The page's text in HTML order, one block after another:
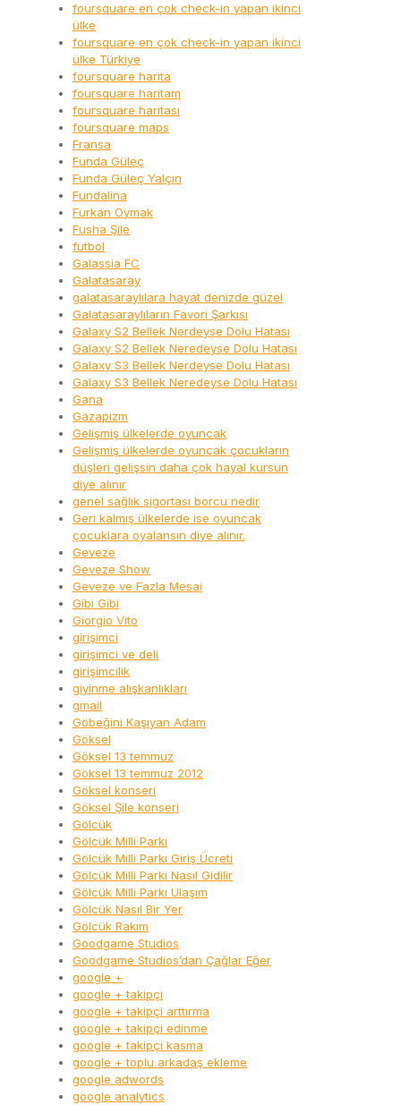
foursquare en çok check-in yapan ikinci
ülke
foursquare en çok check-in yapan ikinci
ülke Türkiye
foursquare harita
foursquare haritam
foursquare haritası
foursquare maps
Fransa
Funda Güleç
Funda Güleç Yalçın
Fundalina
Furkan Oymak
Fusha Şile
futbol
Galassia FC
Galatasaray
galatasaraylılara hayat denizde güzel
Galatasaraylıların Favori Şarkısı
Galaxy S2 Bellek Nerdeyse Dolu Hatası
Galaxy S2 Bellek Neredeyse Dolu Hatası
Galaxy S3 Bellek Nerdeyse Dolu Hatası
Galaxy S3 Bellek Neredeyse Dolu Hatası
Gana
Gazapizm
Gelişmiş ülkelerde oyuncak
Gelişmiş ülkelerde oyuncak çocukların
düşleri gelişsin daha çok hayal kursun
diye alınır
genel sağlık sigortası borcu nedir
Geri kalmış ülkelerde ise oyuncak
çocuklara oyalansın diye alınır.
Geveze
Geveze Show
Geveze ve Fazla Mesai
Gibi Gibi
Giorgio Vito
girişimci
girişimci ve deli
girişimcilik
giyinme alışkanlıkları
gmail
Göbeğini Kaşıyan Adam
Göksel
Göksel 13 temmuz
Göksel 13 temmuz 2012
Göksel konseri
Göksel Şile konseri
Gölcük
Gölcük Milli Parkı
Gölcük Milli Parkı Giriş Ücreti
Gölcük Milli Parkı Nasıl Gidilir
Gölcük Milli Parkı Ulaşım
Gölcük Nasıl Bir Yer
Gölcük Rakım
Goodgame Studios
Goodgame Studios’dan Çağlar Eğer
google +
google + takipçi
google + takipçi arttırma
google + takipçi edinme
google + takipçi kasma
google + toplu arkadaş ekleme
google adwords
google analytics